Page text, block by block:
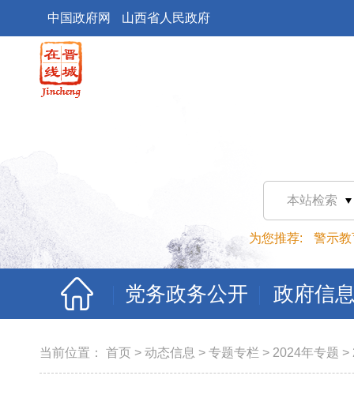
中国政府网 山西省人民政府
本站检索
为您推荐: 警示教
党务政务公开 政府信
当前位置： 首页 > 动态信息 > 专题专栏 > 2024年专题 >